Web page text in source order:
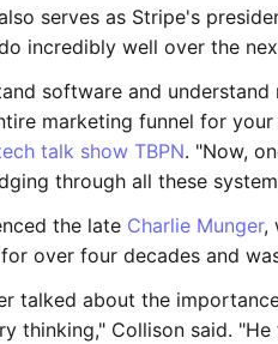
serves as Stripe's
incredibly well over the
software and
marketing funnel for
talk show TBPN. "Now,
through all these
the late Charlie Munger,
over four decades and
talked about the
thinking," Collison said.